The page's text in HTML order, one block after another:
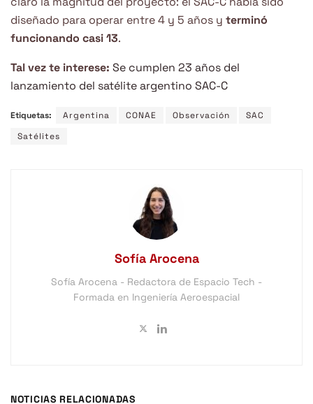
diseñado para operar entre 4 y 5 años y terminó
funcionando casi 13.
Tal vez te interese: Se cumplen 23 años del
lanzamiento del satélite argentino SAC-C
Etiquetas: Argentina CONAE Observación
SAC
Satélites
Sofía Arocena
Sofía Arocena - Redactora de Espacio Tech -
Formada en Ingeniería Aeroespacial
NOTICIAS RELACIONADAS